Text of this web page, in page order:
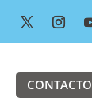
CONTACTO